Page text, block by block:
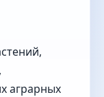
аграрных